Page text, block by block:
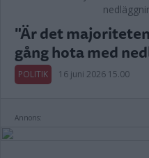
"Är det
gång hota med
POLITIK 16 juni 2026 15.00
Annons: